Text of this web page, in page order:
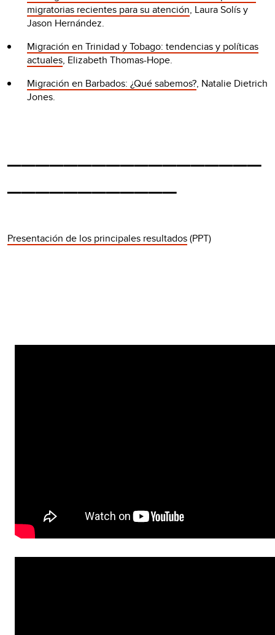
migratorias recientes para su atención, Laura Solís y
Jason Hernández.
Migración en Trinidad y Tobago: tendencias y políticas
actuales, Elizabeth Thomas-Hope.
Migración en Barbados: ¿Qué sabemos?, Natalie Dietrich
Jones.
__________________
____________
Presentación de los principales resultados(PPT)